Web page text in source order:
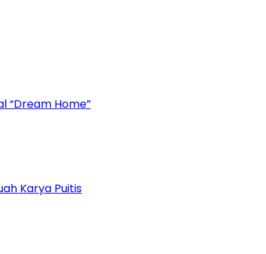
“Dream Home”
Karya Puitis